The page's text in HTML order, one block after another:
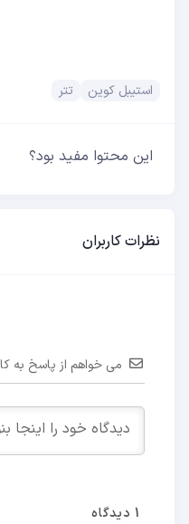
استیبل کوین تتر
این محتوا مفید بود؟
نظرات کاربران
می خواهم از پاسخ به
1 دیدگاه